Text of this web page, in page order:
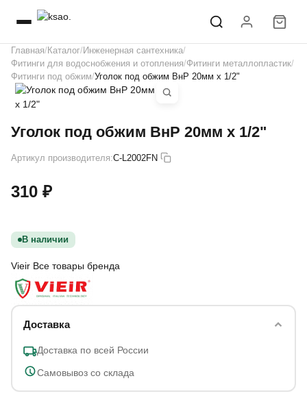
Главная Каталог Инженерная сантехника
Фитинги для водоснобжения и отопления Фитинги металлопластик
Фитинги под обжим Уголок под обжим ВнР 20мм х 1/2"
Уголок под обжим ВнР 20мм х 1/2"
Артикул производителя:C-L2002FN
310 ₽
В наличии
Vieir Все товары бренда
Доставка
Доставка по всей России
Самовывоз со склада